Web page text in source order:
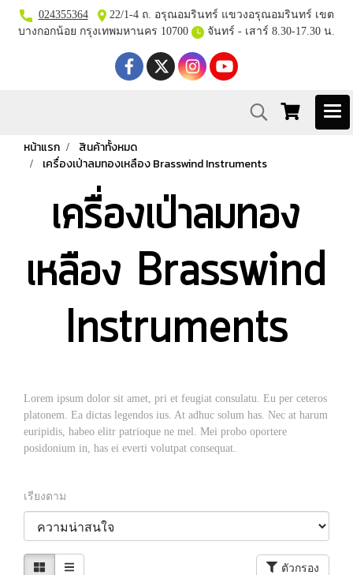
024355364
22/1-4 ถ. อรุณอมรินทร์ แขวงอรุณอมรินทร์ เขต
บางกอกน้อย กรุงเทพมหานคร 10700
จันทร์ - เสาร์ 8.30-17.30 น.
หน้าแรก
สินค้าทั้งหมด
เครื่องเป่าลมทองเหลือง Brasswind Instruments
เครื่องเป่าลมทอง
เหลือง Brasswind
Instruments
Lorem ipsum dolor sit amet, pri et feugiat consulatu. Eu per ceteros
platonem. Ea dictas legendos ius. At adhuc solum has. Nec at harum
euripidis, habeo elitr patrioque ne mel. Mei probo oportere
posidonium in, has ei everti volutpat consequat.
เรียงตาม
ตัวกรอง